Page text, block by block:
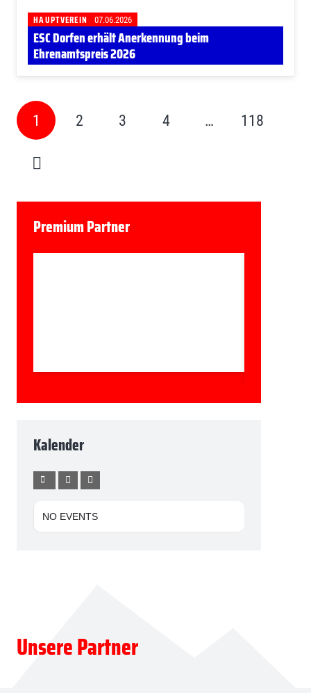
HAUPTVEREIN 07.06.2026
ESC Dorfen erhält Anerkennung beim
Ehrenamtspreis 2026
1 2 3 4 … 118
Premium Partner
Kalender
NO EVENTS
Unsere Partner